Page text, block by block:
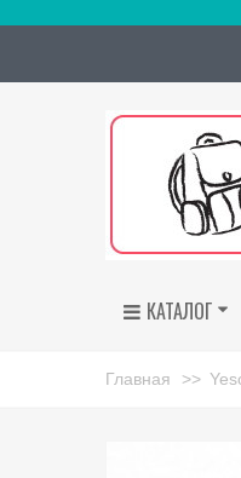
КАТАЛОГ
Главная >>